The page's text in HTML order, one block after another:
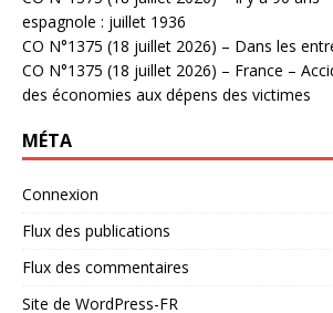
espagnole : juillet 1936
CO N°1375 (18 juillet 2026) – Dans les
CO N°1375 (18 juillet 2026) – France –
des économies aux dépens des victimes
MÉTA
Connexion
Flux des publications
Flux des commentaires
Site de WordPress-FR